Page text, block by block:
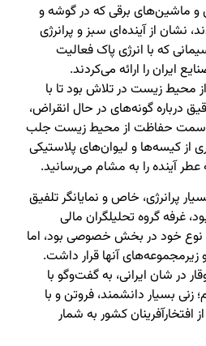
و ماشین‌های برقی که در گوشه و
نشان از آینده‌ای سبز و پرانرژی
که با انرژی پاک فعالیت
ایران را ارائه می‌کردند.
محیط زیست در تلاش بود تا با
درباره گونه‌های در حال انقراض،
سمت حفاظت از محیط زیست جلب
از کیسه‌ها و لیوان‌های پلاستیکی
آینده را به مشام می‌رسانید.
پرانرژی، خاص و نمایانگر تلفیق
غرفه گروه تحلیلگران مالی
نوع خود در بخش خصوصی بود، اما
آنها قرار داشت.
در شان ایرانی، به گفت‌وگو با
بسیار دانشمند، فروتن و با
افتخارآفرینان کشور به شمار